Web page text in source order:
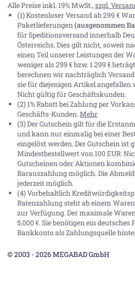
Alle Preise inkl. 19% MwSt., zzgl.
(1) Kostenloser Versand ab 299 €
Paketlieferungen(ausgenommen
für Speditionsversand innerhalb
Österreichs. Dies gilt nicht, soweit
einen Teil unserer Leistungen der
weniger als 299 € bzw. 1.299 €
berechnen wir nachträglich
sie für diejenigen Artikel angefallen
Nicht gültig für Geschäftskunden.
(2) 1% Rabatt bei Zahlung per
Geschäfts-Kunden.Mehr
(3) Der Gutschein gilt für die
und kann nur einmalig bei einer
eingelöst werden. Der Gutschein ist
Mindestbestellwert von 100 EUR.
Gutscheinen oder Aktionen
Barauszahlung möglich. Die
jederzeit möglich.
(4) Vorbehaltlich
Ratenzahlung steht ab einem
zur Verfügung. Der maximale
5.000 €. Sie benötigen ein deutsches
Bankkonto als Zahlungsquelle
© 2003 - 2026 MEGABAD GmbH